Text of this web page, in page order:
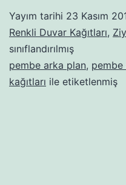
Yayım tarihi 23 Kasım
Renkli Duvar Kağıtları,
sınıflandırılmış
pembe arka plan, pembe
kağıtları ile etiketlenmiş